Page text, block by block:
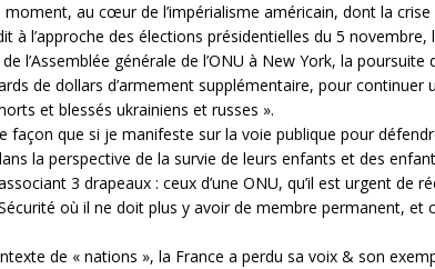
moment, au cœur de l’impérialisme américain, dont la
à l’approche des élections présidentielles du 5
l’Assemblée générale de l’ONU à New York, la poursuite
de dollars d’armement supplémentaire, pour continuer
et blessés ukrainiens et russes ».
façon que si je manifeste sur la voie publique pour
la perspective de la survie de leurs enfants et des
3 drapeaux : ceux d’une ONU, qu’il est urgent de
où il ne doit plus y avoir de membre permanent, et
de « nations », la France a perdu sa voix & son